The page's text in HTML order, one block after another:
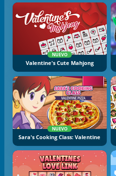
NUEVO
Valentine's Cute Mahjong
NUEVO
Sara's Cooking Class: Valentine